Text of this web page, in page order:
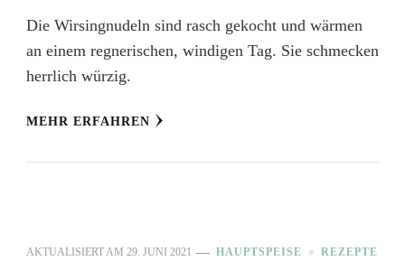
Die Wirsingnudeln sind rasch gekocht und wärmen
an einem regnerischen, windigen Tag. Sie schmecken
herrlich würzig.
MEHR ERFAHREN
AKTUALISIERT AM 29. JUNI 2021 HAUPTSPEISE REZEPTE